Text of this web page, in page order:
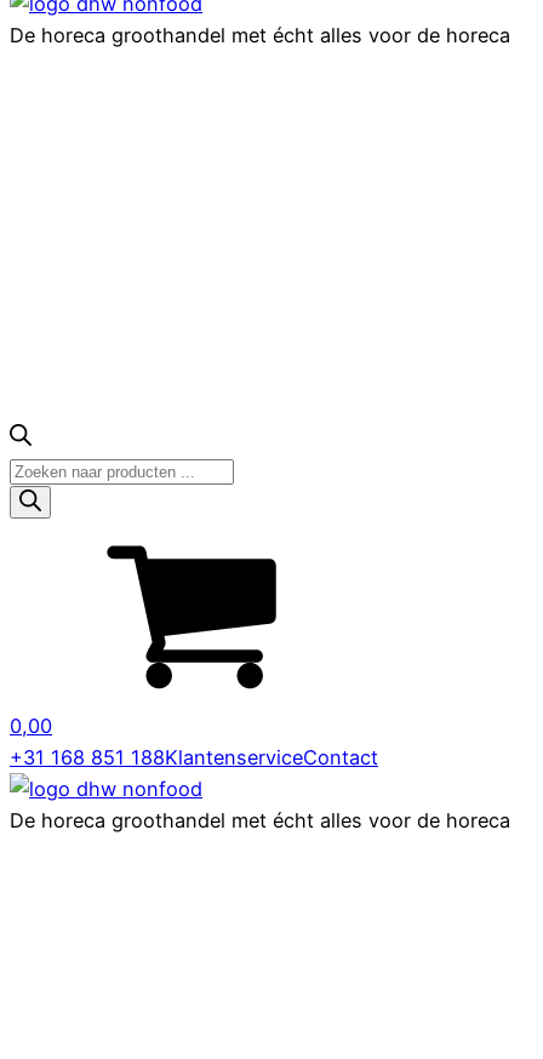
De horeca groothandel met écht alles voor de horeca
Producten
zoeken
0,00
+31 168 851 188KlantenserviceContact
De horeca groothandel met écht alles voor de horeca